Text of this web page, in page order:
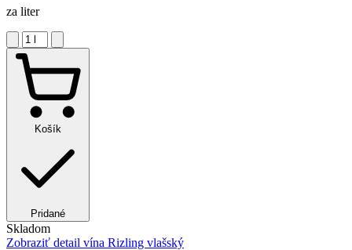
za liter
Košík
Pridané
Skladom
Zobraziť detail vína Rizling vlašský